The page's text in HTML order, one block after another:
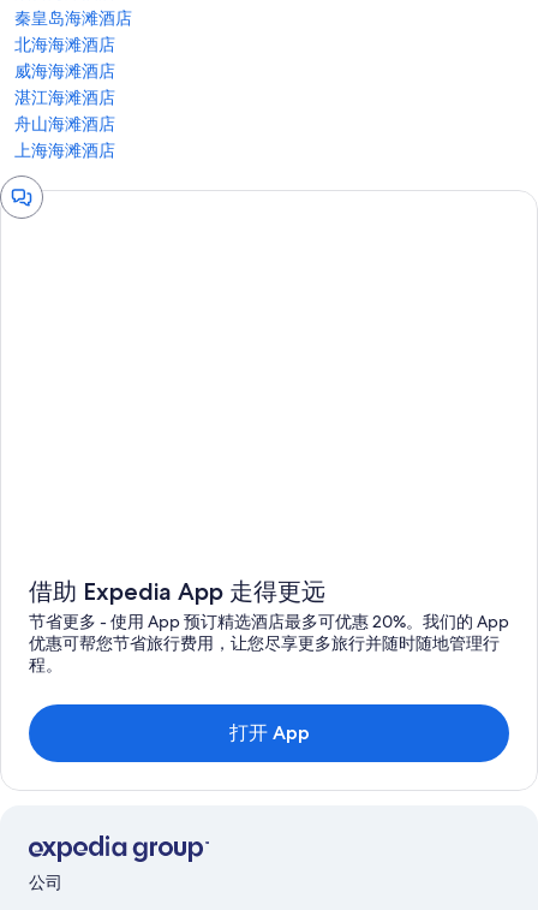
秦皇岛海滩酒店
北海海滩酒店
威海海滩酒店
湛江海滩酒店
舟山海滩酒店
上海海滩酒店
聊
天
借助 Expedia App 走得更远
节省更多 - 使用 App 预订精选酒店最多可优惠 20%。我们的 App
优惠可帮您节省旅行费用，让您尽享更多旅行并随时随地管理行
程。
打开 App
公司